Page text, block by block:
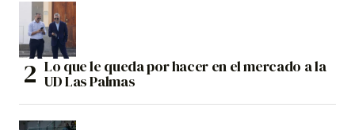
Lo que le queda por hacer en el mercado a la
UD Las Palmas